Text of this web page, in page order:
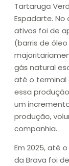
Tartaruga
Espadarte.
ativos foi de
(barris de
gás natural
até o terminal
essa
um
produção,
companhia.
Em 2025, até
da Brava foi